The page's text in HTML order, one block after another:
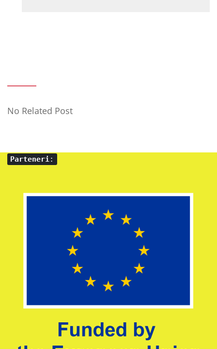
No Related Post
Parteneri: